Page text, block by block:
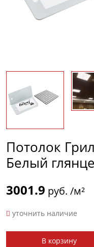
Потолок
Белый
3001.9 руб. /м²
уточнить наличие
В корзину